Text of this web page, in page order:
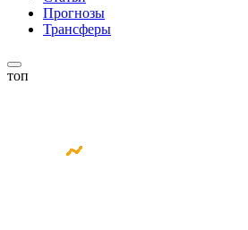
Прогнозы
Трансферы
топ